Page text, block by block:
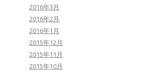
2016年3月
2016年2月
2016年1月
2015年12月
2015年11月
2015年10月